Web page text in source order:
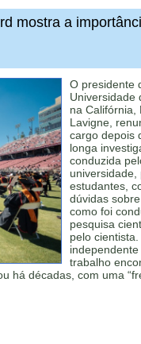
mostra a
O presidente
Universidade
na Califórnia,
Lavigne,
cargo depois
longa
conduzida
estudantes,
dúvidas
como foi
pesquisa
pelo
trabalho
há décadas, com uma